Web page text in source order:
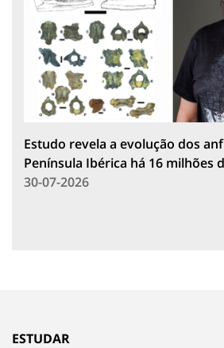
Estudo revela a evolução dos
Península Ibérica há 16 milhões
30-07-2026
ESTUDAR